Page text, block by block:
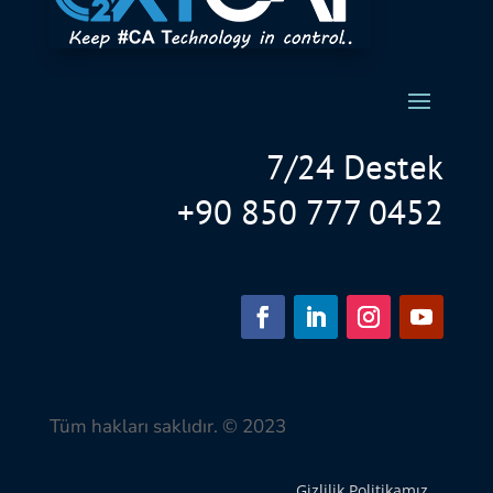
7/24 Destek
+90 850 777 0452
Tüm hakları saklıdır. © 2023